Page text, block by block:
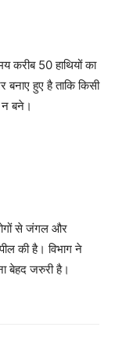
करीब 50 हाथियों का
हुए है ताकि किसी
न बने।
से जंगल और
की है। विभाग ने
बेहद जरुरी है।